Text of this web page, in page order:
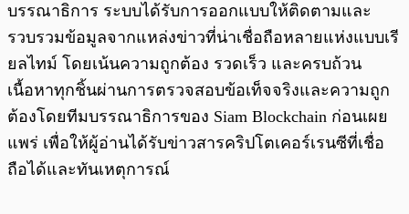
บรรณาธิการ ระบบได้รับการออกแบบให้ติดตามและ
รวบรวมข้อมูลจากแหล่งข่าวที่น่าเชื่อถือหลายแห่งแบบเรี
ยลไทม์ โดยเน้นความถูกต้อง รวดเร็ว และครบถ้วน
เนื้อหาทุกชิ้นผ่านการตรวจสอบข้อเท็จจริงและความถูก
ต้องโดยทีมบรรณาธิการของ Siam Blockchain ก่อนเผย
แพร่ เพื่อให้ผู้อ่านได้รับข่าวสารคริปโตเคอร์เรนซีที่เชื่อ
ถือได้และทันเหตุการณ์